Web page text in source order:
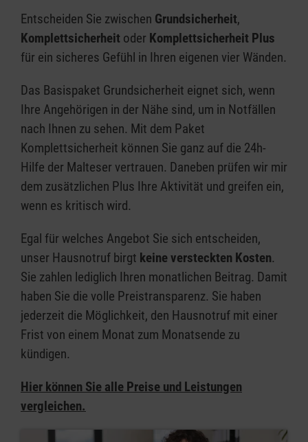
Entscheiden Sie zwischen Grundsicherheit,
Komplettsicherheit oder Komplettsicherheit Plus
für ein sicheres Gefühl in Ihren eigenen vier Wänden.
Das Basispaket Grundsicherheit eignet sich, wenn
Ihre Angehörigen in der Nähe sind, um in Notfällen
nach Ihnen zu sehen. Mit dem Paket
Komplettsicherheit können Sie ganz auf die 24h-
Hilfe der Malteser vertrauen. Daneben prüfen wir mir
dem zusätzlichen Plus Ihre Aktivität und greifen ein,
wenn es kritisch wird.​
Egal für welches Angebot Sie sich entscheiden,
unser Hausnotruf birgt keine versteckten Kosten.
Sie zahlen lediglich Ihren monatlichen Beitrag. Damit
haben Sie die volle Preistransparenz. Sie haben
jederzeit die Möglichkeit, den Hausnotruf mit einer
Frist von einem Monat zum Monatsende zu
kündigen.
Hier können Sie alle Preise und Leistungen
vergleichen.